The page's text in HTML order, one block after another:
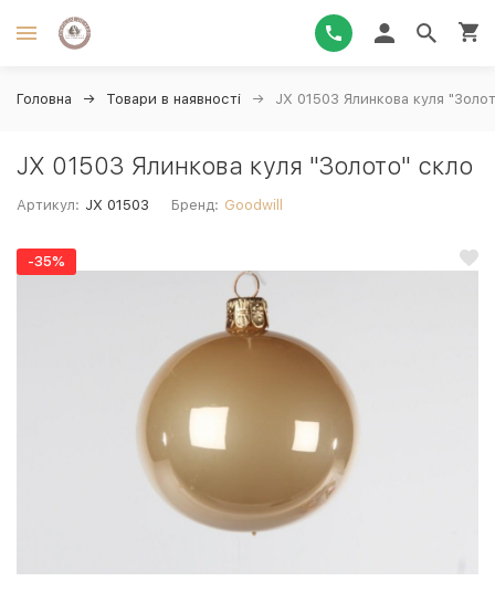
Головна Товари в наявності JX 01503 Ялинкова куля
JX 01503 Ялинкова куля "Золото" скло
Артикул: JX 01503 Бренд: Goodwill
-35%